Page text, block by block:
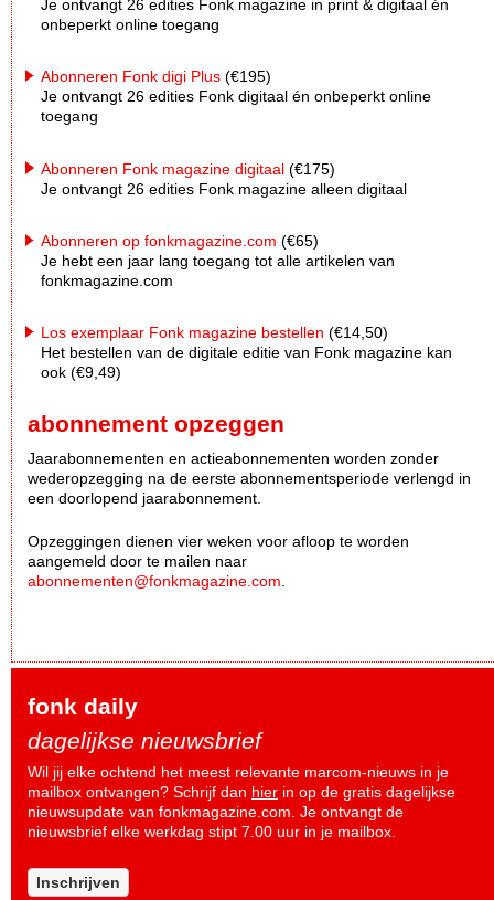
Je ontvangt 26 edities Fonk magazine in print & digitaal én
onbeperkt online toegang
Abonneren Fonk digi Plus (€195)
Je ontvangt 26 edities Fonk digitaal én onbeperkt online
toegang
Abonneren Fonk magazine digitaal (€175)
Je ontvangt 26 edities Fonk magazine alleen digitaal
Abonneren op fonkmagazine.com (€65)
Je hebt een jaar lang toegang tot alle artikelen van
fonkmagazine.com
Los exemplaar Fonk magazine bestellen (€14,50)
Het bestellen van de digitale editie van Fonk magazine kan
ook (€9,49)
abonnement opzeggen
Jaarabonnementen en actieabonnementen worden zonder
wederopzegging na de eerste abonnementsperiode verlengd in
een doorlopend jaarabonnement.
Opzeggingen dienen vier weken voor afloop te worden
aangemeld door te mailen naar
abonnementen@fonkmagazine.com
fonk daily
dagelijkse nieuwsbrief
Wil jij elke ochtend het meest relevante marcom-nieuws in je
mailbox ontvangen? Schrijf dan hier in op de gratis dagelijkse
nieuwsupdate van fonkmagazine.com. Je ontvangt de
nieuwsbrief elke werkdag stipt 7.00 uur in je mailbox.
Inschrijven